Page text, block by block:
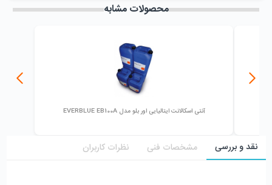
محصولات مشابه
آنتی اسکالانت ایتالیایی اور بلو مدل EVERBLUE EB100A
نقد و بررسی مشخصات فنی نظرات کاربران